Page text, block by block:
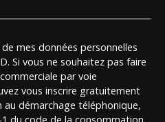
mes données personnelles
Si vous ne souhaitez pas faire
par voie
vous inscrire gratuitement
démarchage téléphonique,